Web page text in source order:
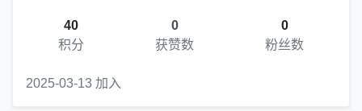
40
积分
0
获赞数
0
粉丝数
2025-03-13 加入